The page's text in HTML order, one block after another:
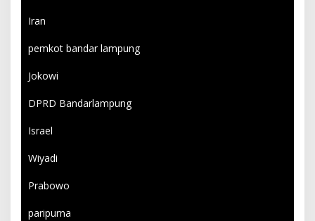
Iran
pemkot bandar lampung
Jokowi
DPRD Bandarlampung
Israel
Wiyadi
Prabowo
paripurna